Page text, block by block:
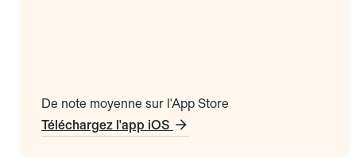
De note moyenne sur l'App Store
Téléchargez l'app iOS